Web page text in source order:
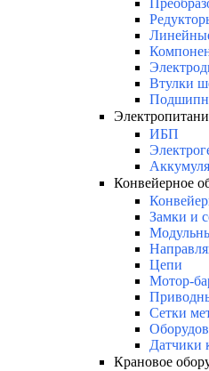
Втулки
ИБП
Конвейерное
Замки и
Цепи
Мотор-
Сетки
Датчики
Крановое